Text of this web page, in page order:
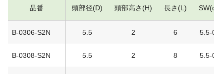
品番 頭部径(D) 頭部高さ(H) 長さ(L) SW(d-
B-0306-S2N 5.5 2 6 5.5-0.7
B-0308-S2N 5.5 2 8 5.5-0.7